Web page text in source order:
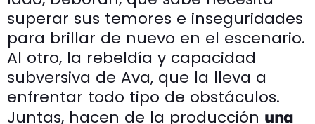
superar sus temores e inseguridades
para brillar de nuevo en el escenario.
Al otro, la rebeldía y capacidad
subversiva de Ava, que la lleva a
enfrentar todo tipo de obstáculos.
Juntas, hacen de la producción una